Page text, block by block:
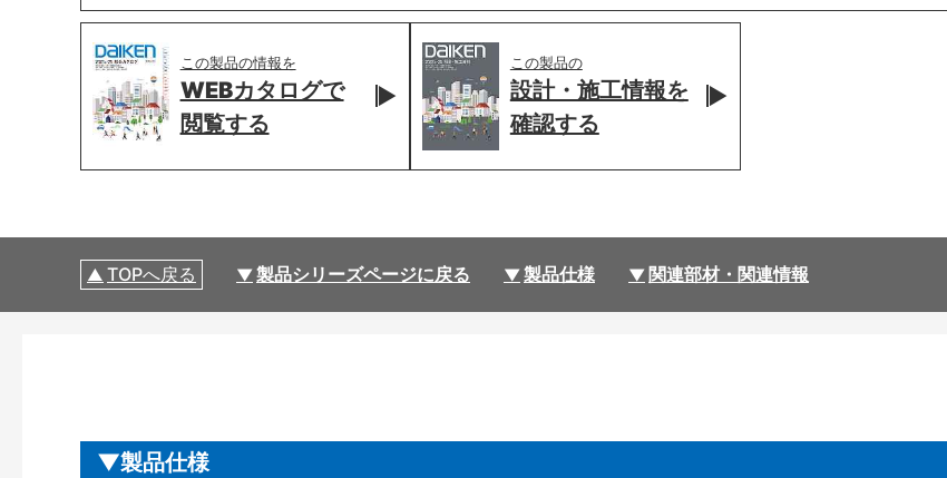
この製品の情報を
WEBカタログで
閲覧する
この製品の
設計・施工情報を
確認する
TOPへ戻る 製品シリーズページに戻る 製品仕様 関連部材・関連情報
製品仕様